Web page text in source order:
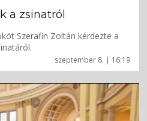
szeptember 8. | 16:19
a zsinatról
Szerafin Zoltán kérdezte a